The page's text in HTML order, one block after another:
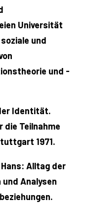
Universität
und
und -
Identität.
Teilnahme
1971.
Alltag der
Analysen